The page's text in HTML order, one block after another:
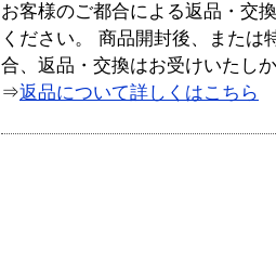
お客様のご都合による返品・交
ください。 商品開封後、または
合、返品・交換はお受けいたし
⇒返品について詳しくはこちら